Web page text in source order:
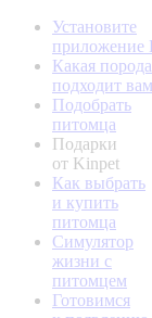
Установите
приложение
Какая порода
подходит
Подобрать
питомца
Подарки
от Kinpet
Как выбрать
и купить
питомца
Симулятор
жизни с
питомцем
Готовимся